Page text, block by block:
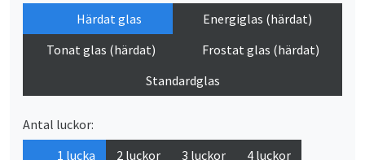
Härdat glas
Energiglas (härdat)
Tonat glas (härdat)
Frostat glas (härdat)
Standardglas
Antal luckor:
1 lucka
2 luckor 3 luckor 4 luckor